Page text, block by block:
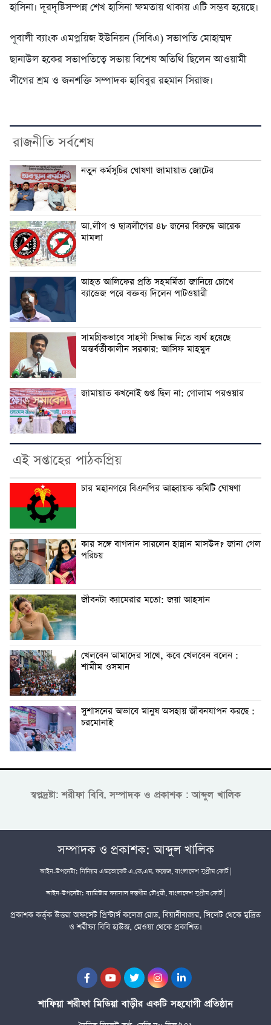
হাসিনা। দূরদৃষ্টিসম্পন্ন শেখ হাসিনা ক্ষমতায় থাকায় এটি সম্ভব হয়েছে।
পূবালী ব্যাংক এমপ্লয়িজ ইউনিয়ন (সিবিএ) সভাপতি মোহাম্মদ
ছানাউল হকের সভাপতিত্বে সভায় বিশেষ অতিথি ছিলেন আওয়ামী
লীগের শ্রম ও জনশক্তি সম্পাদক হাবিবুর রহমান সিরাজ।
রাজনীতি সর্বশেষ
নতুন কর্মসূচির ঘোষণা জামায়াত জোটের
আ.লীগ ও ছাত্রলীগের ৪৮ জনের বিরুদ্ধে আরেক
মামলা
আহত আলিফের প্রতি সহমর্মিতা জানিয়ে চোখে
ব্যান্ডেজ পরে বক্তব্য দিলেন পাটওয়ারী
সামগ্রিকভাবে সাহসী সিদ্ধান্ত নিতে ব্যর্থ হয়েছে
অন্তর্বর্তীকালীন সরকার: আসিফ মাহমুদ
জামায়াত কখনোই গুপ্ত ছিল না: গোলাম পরওয়ার
এই সপ্তাহের পাঠকপ্রিয়
চার মহানগরে বিএনপির আহ্বায়ক কমিটি ঘোষণা
কার সঙ্গে বাগদান সারলেন হান্নান মাসউদ? জানা গেল
পরিচয়
জীবনটা ক্যামেরার মতো: জয়া আহসান
খেলবেন আমাদের সাথে, কবে খেলবেন বলেন :
শামীম ওসমান
সুশাসনের অভাবে মানুষ অসহায় জীবনযাপন করছে :
চরমোনাই
স্বপ্নদ্রষ্টা: শরীফা বিবি, সম্পাদক ও প্রকাশক : আব্দুল খালিক
সম্পাদক ও প্রকাশক: আব্দুল খালিক
আইন-উপদেষ্টা: সিনিয়র এডভোকেট এ.কে.এম. ফয়েজ, বাংলাদেশ সুপ্রীম কোর্ট |
আইন-উপদেষ্টা: ব্যারিস্টার ফয়সাল দস্তগীর চৌধুরী, বাংলাদেশ সুপ্রীম কোর্ট |
প্রকাশক কর্তৃক উত্তরা অফসেট প্রিন্টার্স কলেজ রোড, বিয়ানীবাজার, সিলেট থেকে মুদ্রিত
ও শরীফা বিবি হাউজ, মেওয়া থেকে প্রকাশিত।
শাফিয়া শরীফা মিডিয়া বাড়ীর একটি সহযোগী প্রতিষ্ঠান